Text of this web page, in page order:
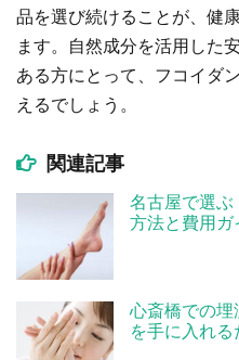
品を選び続けることが、健
ます。自然成分を活用した
ある方にとって、フコイダ
えるでしょう。
関連記事
名古屋で選ぶ
方法と費用ガ
心斎橋での埋
を手に入れる